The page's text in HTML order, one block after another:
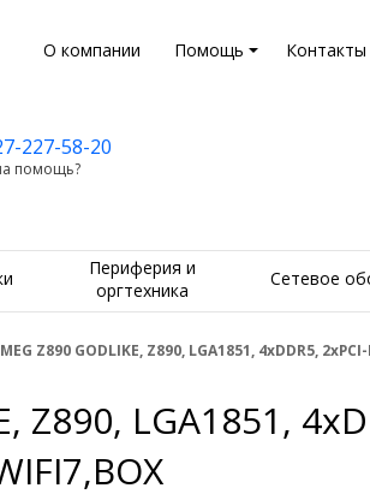
О компании Помощь Контакты
227-58-20
помощь?
Периферия и
оргтехника
Сетевое
Z890 GODLIKE, Z890, LGA1851, 4xDDR5,
Z890, LGA1851,